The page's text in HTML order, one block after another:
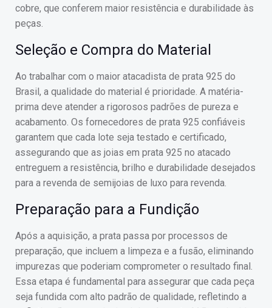
cobre, que conferem maior resistência e durabilidade às
peças.
Seleção e Compra do Material
Ao trabalhar com o maior atacadista de prata 925 do
Brasil, a qualidade do material é prioridade. A matéria-
prima deve atender a rigorosos padrões de pureza e
acabamento. Os fornecedores de prata 925 confiáveis
garantem que cada lote seja testado e certificado,
assegurando que as joias em prata 925 no atacado
entreguem a resistência, brilho e durabilidade desejados
para a revenda de semijoias de luxo para revenda.
Preparação para a Fundição
Após a aquisição, a prata passa por processos de
preparação, que incluem a limpeza e a fusão, eliminando
impurezas que poderiam comprometer o resultado final.
Essa etapa é fundamental para assegurar que cada peça
seja fundida com alto padrão de qualidade, refletindo a